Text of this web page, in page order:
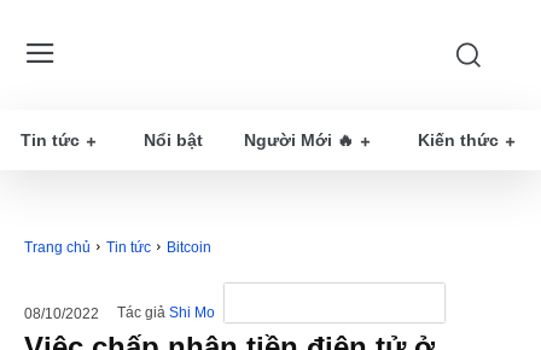
Tin tức Nổi bật Người Mới 🔥 Kiến thức
Trang chủ Tin tức Bitcoin
08/10/2022 Tác giả Shi Mo